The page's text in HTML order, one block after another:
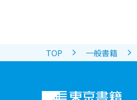
TOP 一般書籍